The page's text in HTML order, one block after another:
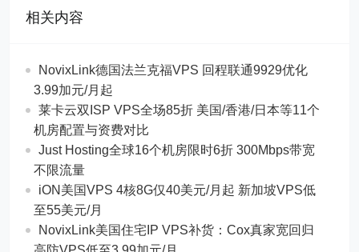
相关内容
NovixLink德国法兰克福VPS 回程联通9929优化
3.99加元/月起
莱卡云双ISP VPS全场85折 美国/香港/日本等11个
机房配置与资费对比
Just Hosting全球16个机房限时6折 300Mbps带宽
不限流量
iON美国VPS 4核8G仅40美元/月起 新加坡VPS低
至55美元/月
NovixLink美国住宅IP VPS补货：Cox真家宽回归